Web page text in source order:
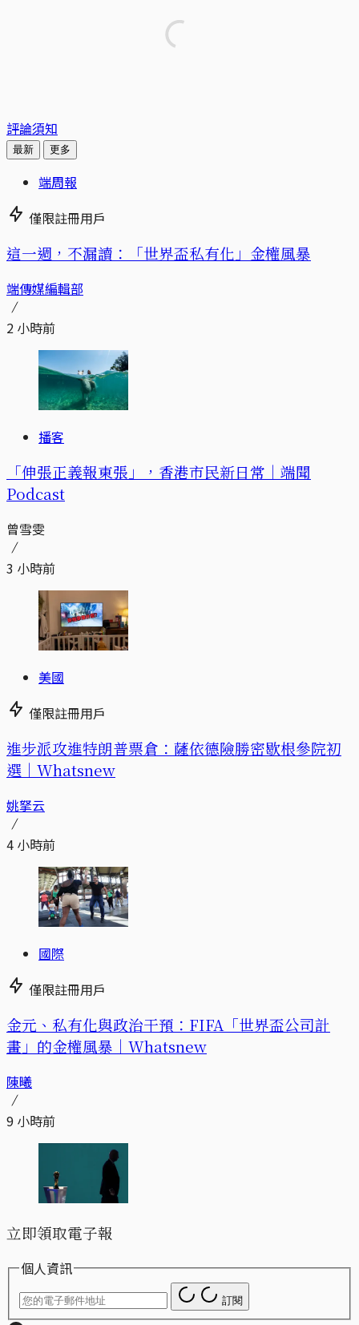
評論須知
最新 更多
端周報
僅限註冊用戶
這一週，不漏讀：「世界盃私有化」金權風暴
端傳媒編輯部
2 小時前
播客
「伸張正義報東張」，香港市民新日常｜端聞
Podcast
曾雪雯
3 小時前
美國
僅限註冊用戶
進步派攻進特朗普票倉：薩依德險勝密歇根參院初
選｜Whatsnew
姚拏云
4 小時前
國際
僅限註冊用戶
金元、私有化與政治干預：FIFA「世界盃公司計
畫」的金權風暴｜Whatsnew
陳曦
9 小時前
立即領取電子報
個人資訊
訂閱